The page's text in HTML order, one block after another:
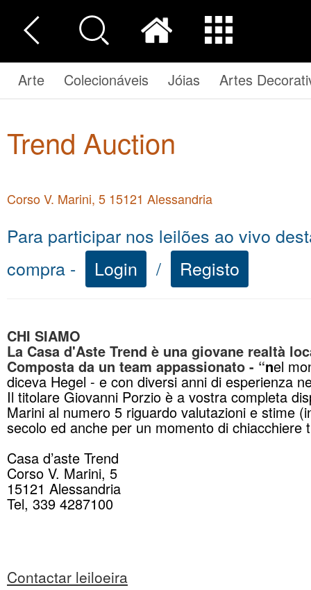
Arte Colecionáveis Jóias Artes
Trend Auction
Corso V. Marini, 5 15121 Alessandria
Para participar nos leilões ao vivo
compra -
Login / Registo
CHI SIAMO
La Casa d'Aste Trend è una giovane realtà
Composta da un team appassionato - “nel
diceva Hegel - e con diversi anni di esperienza
Il titolare Giovanni Porzio è a vostra completa
Marini al numero 5 riguardo valutazioni e stime
secolo ed anche per un momento di chiacchiere
Casa d’aste Trend
Corso V. Marini, 5
15121 Alessandria
Tel, 339 4287100
Contactar leiloeira